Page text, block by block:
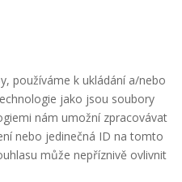
používáme k ukládání a/nebo
jako jsou soubory
nám umožní zpracovávat
nebo jedinečná ID na tomto
může nepříznivě ovlivnit